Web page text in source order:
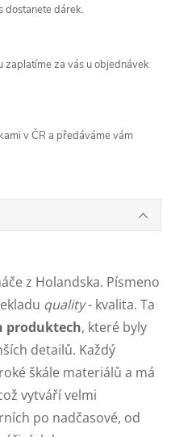
dostanete dárek.
zaplatíme za vás u objednávek
v ČR a předáváme vám
z Holandska. Písmeno
quality- kvalita. Ta
produktech, které byly
detailů. Každý
škále materiálů a má
vytváří velmi
po nadčasové, od